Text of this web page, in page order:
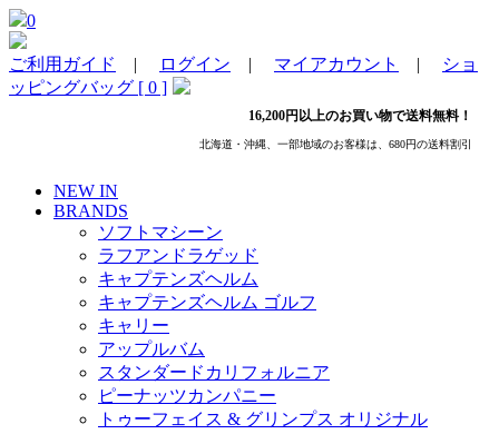
0
ご利用ガイド | ログイン | マイアカウント |
ショ
ッピングバッグ [ 0 ]
16,200円以上のお買い物で送料無料！
北海道・沖縄、一部地域のお客様は、680円の送料割引
NEW IN
BRANDS
ソフトマシーン
ラフアンドラゲッド
キャプテンズヘルム
キャプテンズヘルム ゴルフ
キャリー
アップルバム
スタンダードカリフォルニア
ピーナッツカンパニー
トゥーフェイス & グリンプス オリジナル